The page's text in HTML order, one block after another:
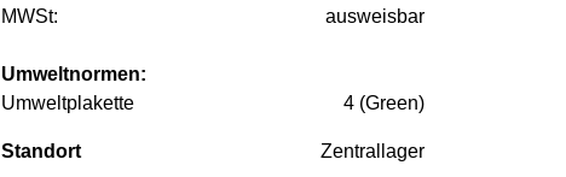
MWSt:
ausweisbar
Umweltnormen:
Umweltplakette
4 (Green)
Standort Zentrallager